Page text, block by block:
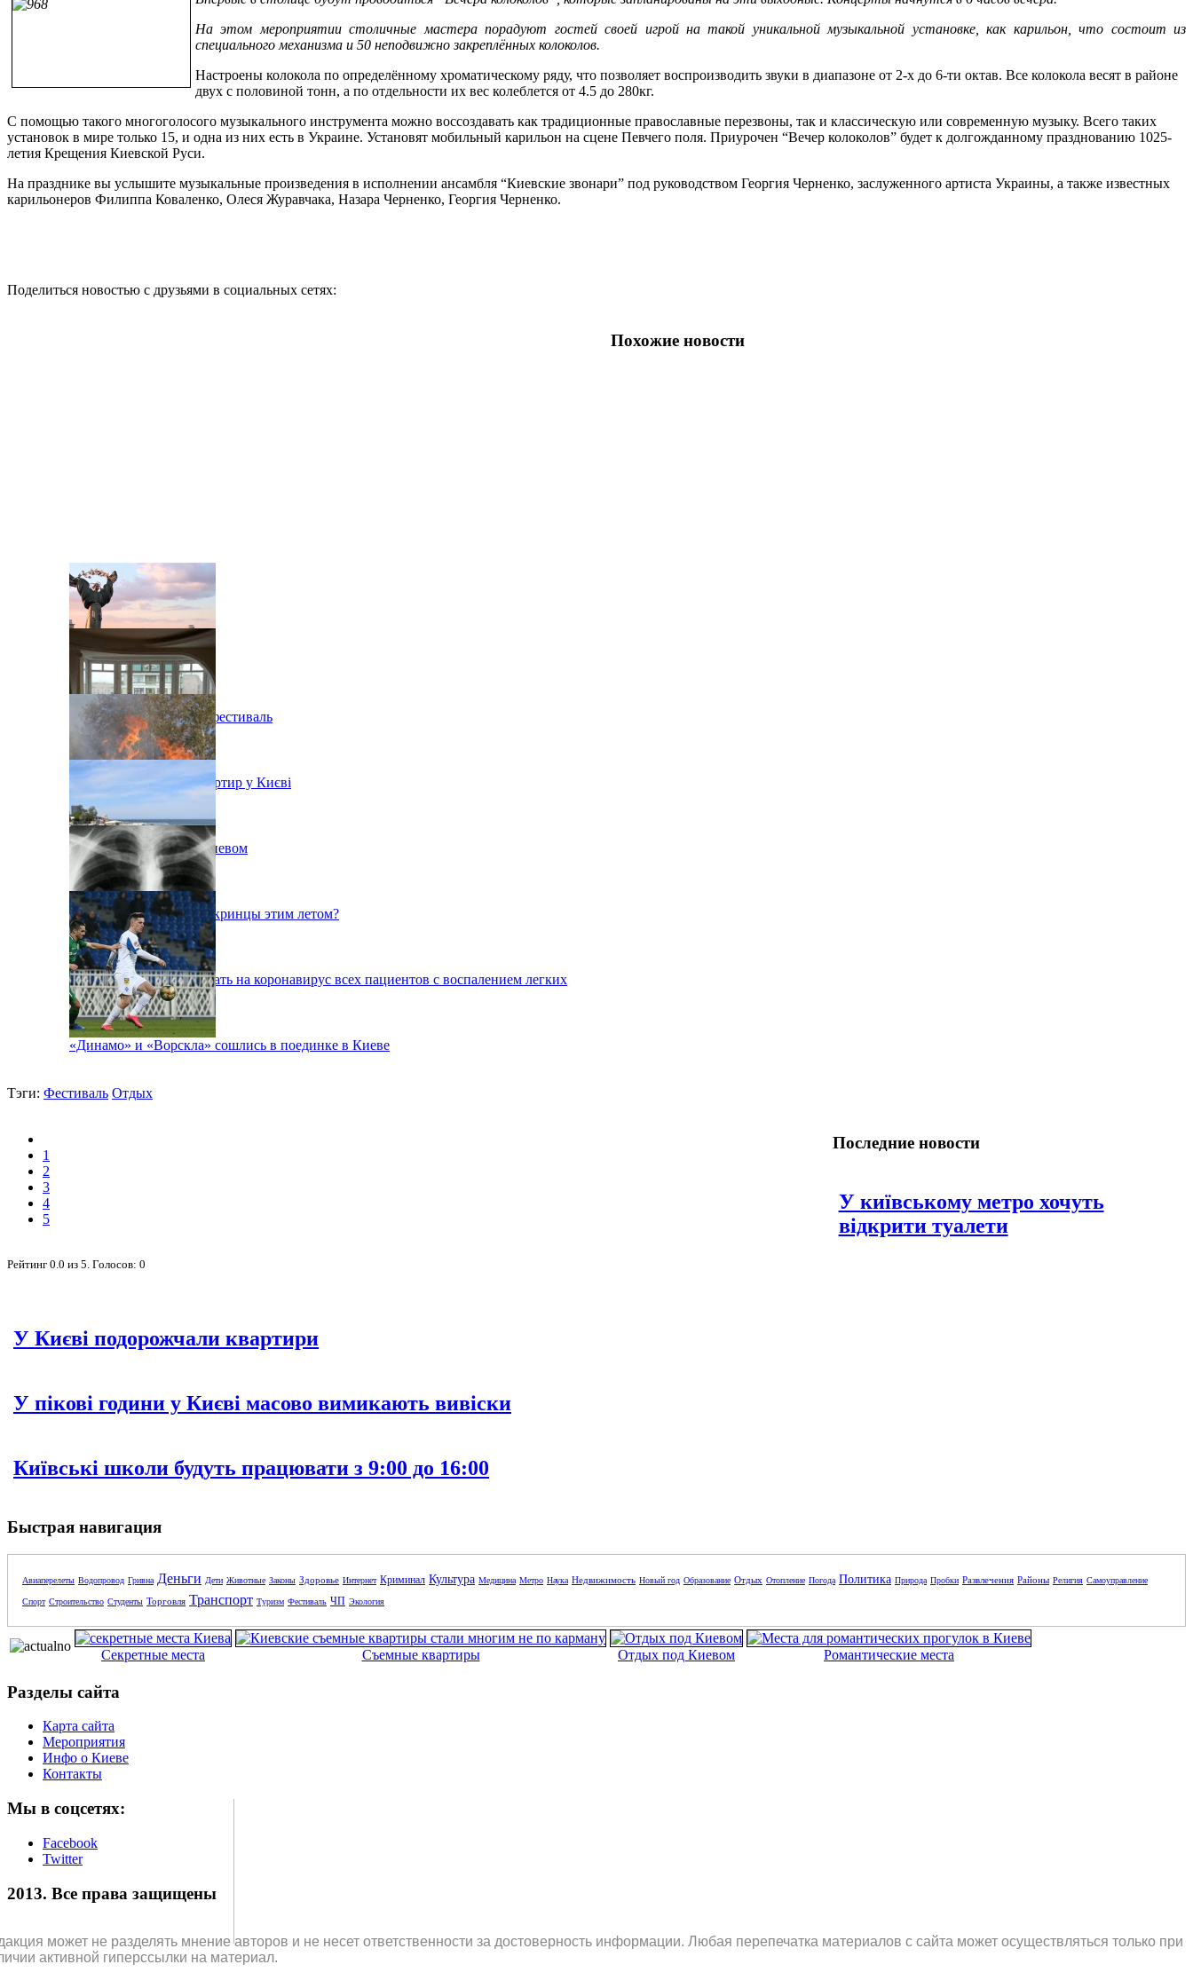
На этом мероприятии столичные мастера порадуют гостей своей игрой на такой уникальной музыкальной установке, как карильон, что состоит из
специального механизма и 50 неподвижно закреплённых колоколов.
Настроены колокола по определённому хроматическому ряду, что позволяет воспроизводить звуки в диапазоне от 2-х до 6-ти октав. Все колокола весят в районе
двух с половиной тонн, а по отдельности их вес колеблется от 4.5 до 280кг.
С помощью такого многоголосого музыкального инструмента можно воссоздавать как традиционные православные перезвоны, так и классическую или современную музыку. Всего таких
установок в мире только 15, и одна из них есть в Украине. Установят мобильный карильон на сцене Певчего поля. Приурочен “Вечер колоколов” будет к долгожданному празднованию 1025-
летия Крещения Киевской Руси.
На празднике вы услышите музыкальные произведения в исполнении ансамбля “Киевские звонари” под руководством Георгия Черненко, заслуженного артиста Украины, а также известных
карильонеров Филиппа Коваленко, Олеся Журавчака, Назара Черненко, Георгия Черненко.
Поделиться новостью с друзьями в социальных сетях:
Похожие новости
В Киеве состоится эко-фестиваль
Ситуація з орендою квартир у Києві
Пожар на свалке под Киевом
Куда поедут отдыхать укринцы этим летом?
В Киеве будут тестировать на коронавирус всех пациентов с воспалением легких
«Динамо» и «Ворскла» сошлись в поединке в Киеве
Тэги: Фестиваль Отдых
1
2
3
4
5
Рейтинг 0.0 из 5 . Голосов: 0
Последние новости
У київському метро хочуть
відкрити туалети
У Києві подорожчали квартири
У пікові години у Києві масово вимикають вивіски
Київські школи будуть працювати з 9:00 до 16:00
Быстрая навигация
Авиаперелеты Водопровод Гривна Деньги Дети Животные Законы Здоровье Интернет Криминал Культура Медицина Метро Наука Недвижимость Новый год Образование Отдых Отопление Погода Политика Природа Пробки Развлечения Районы Религия Самоуправление
Спорт Строительство Студенты Торговля Транспорт Туризм Фестиваль ЧП Экология
Секретные места Съемные квартиры Отдых под Киевом Романтические места
Разделы сайта
Карта сайта
Мероприятия
Инфо о Киеве
Контакты
Мы в соцсетях:
Facebook
Twitter
2013. Все права защищены
может не разделять мнение авторов и не несет ответственности за достоверность информации. Любая перепечатка материалов с сайта может осуществляться только при
активной гиперссылки на материал.